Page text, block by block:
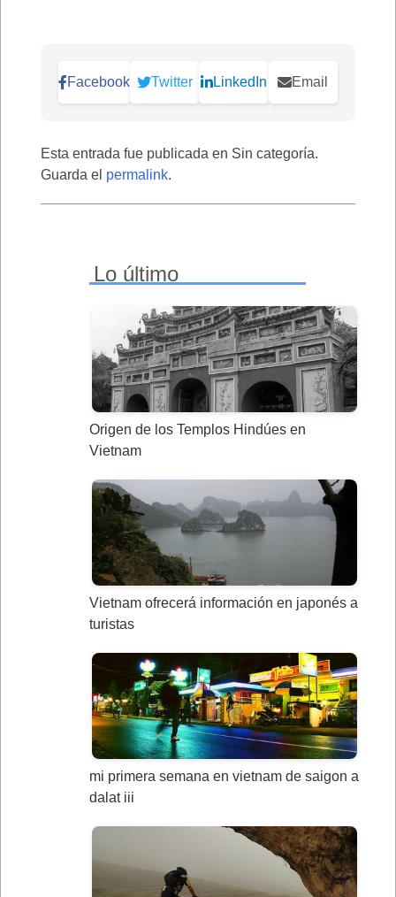
Facebook Twitter LinkedIn Email
Esta entrada fue publicada en Sin categoría.
Guarda el permalink.
Lo último
Origen de los Templos Hindúes en
Vietnam
Vietnam ofrecerá información en japonés a
turistas
mi primera semana en vietnam de saigon a
dalat iii